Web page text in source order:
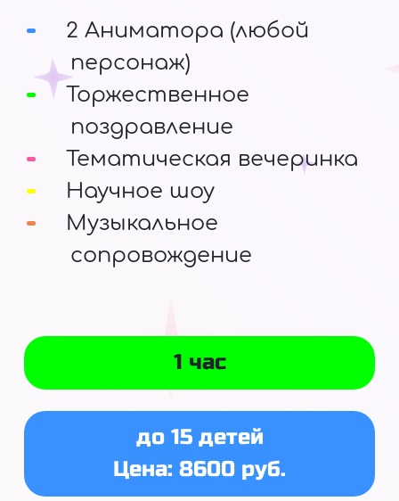
2 Аниматора (любой
персонаж)
Торжественное
поздравление
Тематическая вечеринка
Научное шоу
Музыкальное
сопровождение
1 час
до 15 детей
Цена: 8600 руб.